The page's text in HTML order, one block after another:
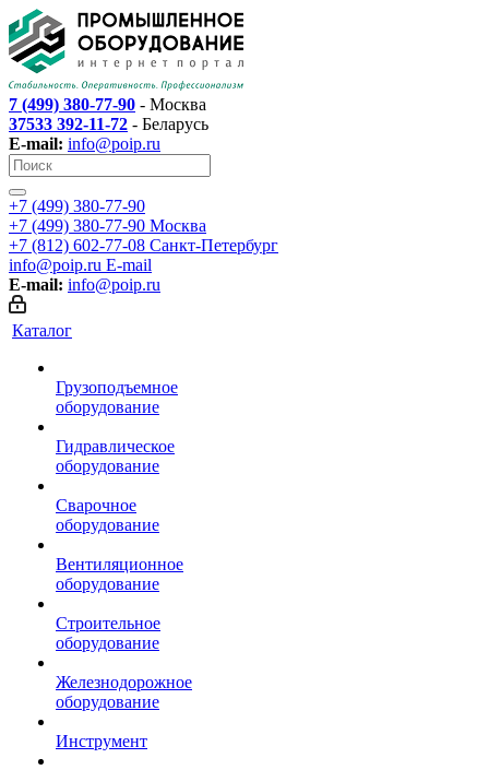
7 (499) 380-77-90 - Москва
37533 392-11-72 - Беларусь
E-mail: info@poip.ru
+7 (499) 380-77-90
+7 (499) 380-77-90 Москва
+7 (812) 602-77-08 Санкт-Петербург
info@poip.ru E-mail
E-mail: info@poip.ru
Каталог
Грузоподъемное
оборудование
Гидравлическое
оборудование
Сварочное
оборудование
Вентиляционное
оборудование
Строительное
оборудование
Железнодорожное
оборудование
Инструмент